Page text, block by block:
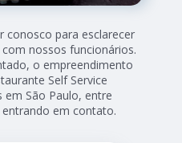
conosco para esclarecer
nossos funcionários.
o empreendimento
Self Service
São Paulo, entre
em contato.